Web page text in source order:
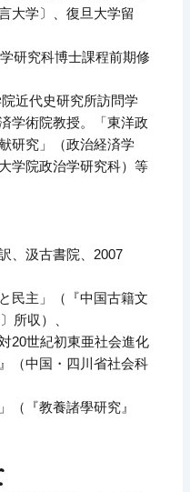
大学〕、復旦大学留
研究科博士課程前期修
近代史研究所訪問学
学術院教授。「東洋政
研究」（政治経済学
学院政治学研究科）等
、汲古書院、2007
民主」（『中国古籍文
所収）、
20世紀初東亜社会進化
（中国・四川省社会科
（『教養諸學研究』